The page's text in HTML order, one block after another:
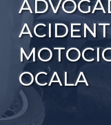
OCALA